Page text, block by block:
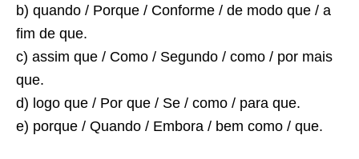
b) quando / Porque / Conforme / de modo que / a
fim de que.
c) assim que / Como / Segundo / como / por mais
que.
d) logo que / Por que / Se / como / para que.
e) porque / Quando / Embora / bem como / que.